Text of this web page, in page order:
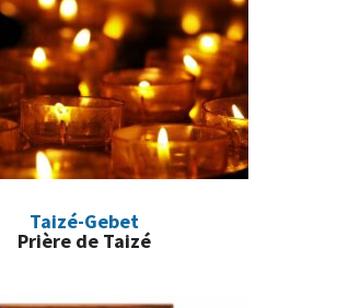
Taizé-Gebet
Prière de Taizé